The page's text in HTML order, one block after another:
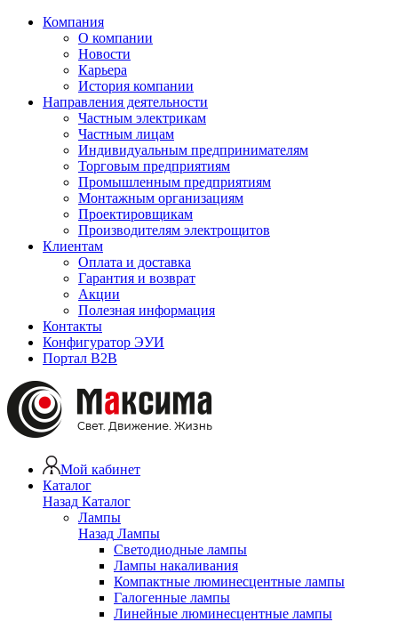
Компания
О компании
Новости
Карьера
История компании
Направления деятельности
Частным электрикам
Частным лицам
Индивидуальным предпринимателям
Торговым предприятиям
Промышленным предприятиям
Монтажным организациям
Проектировщикам
Производителям электрощитов
Клиентам
Оплата и доставка
Гарантия и возврат
Акции
Полезная информация
Контакты
Конфигуратор ЭУИ
Портал B2B
Мой кабинет
Каталог
Назад Каталог
Лампы
Назад Лампы
Светодиодные лампы
Лампы накаливания
Компактные люминесцентные лампы
Галогенные лампы
Линейные люминесцентные лампы